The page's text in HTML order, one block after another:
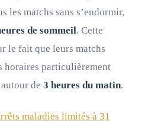
les matchs sans s’endormir,
de sommeil. Cette
le fait que leurs matchs
horaires particulièrement
de 3 heures du matin.
maladies limités à 31